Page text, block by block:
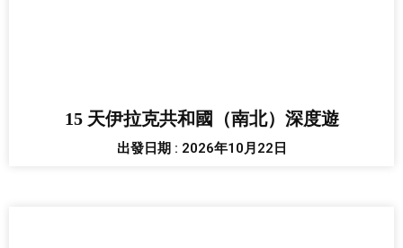
15 天伊拉克共和國（南北）深度遊
出發日期 : 2026年10月22日